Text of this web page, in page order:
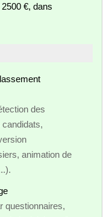
€, dans
des
animation de
questionnaires,